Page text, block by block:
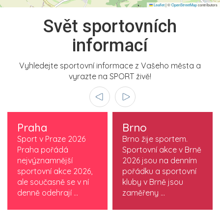
Leaflet|©OpenStreetMapcontributors
Svět sportovních
informací
Vyhledejte sportovní informace z Vašeho města a
vyrazte na SPORT živě!
Praha
Sport v Praze 2026
Praha pořádá
nejvýznamnější
sportovní akce 2026,
ale současně se v ní
denně odehrají ...
Brno
Brno žije sportem.
Sportovní akce v Brně
2026 jsou na denním
pořádku a sportovní
kluby v Brně jsou
zaměřeny ...